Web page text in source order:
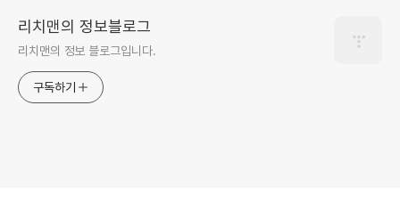
리치맨의 정보블로그
리치맨의 정보 블로그입니다.
구독하기